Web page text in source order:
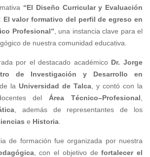
“El Diseño Curricular y Evaluación
El valor formativo del perfil de egreso en
Profesional” , una instancia clave para el
de nuestra comunidad educativa.
por el destacado académico Dr. Jorge
de Investigación y Desarrollo en
de la Universidad de Talca , y contó con la
del Área Técnico–Profesional
, además de representantes de los
e Historia
de formación fue organizada por nuestra
, con el objetivo defortalecer el